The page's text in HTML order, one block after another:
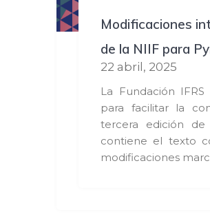
Modificaciones
de la NIIF para
22 abril, 2025
La Fundación
para facilitar la
tercera edición
contiene el texto
modificaciones